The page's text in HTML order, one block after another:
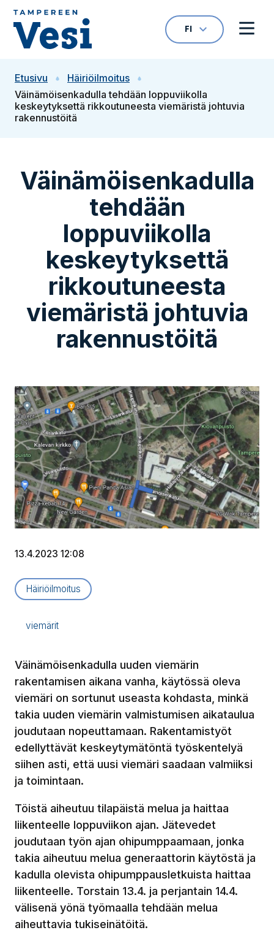
Siirry sisältöön
VALITTU KIELI:
FI
Avaa
Etusivu
Häiriöilmoitus
Väinämöisenkadulla tehdään loppuviikolla
keskeytyksettä rikkoutuneesta viemäristä johtuvia
rakennustöitä
Väinämöisenkadulla
tehdään
loppuviikolla
keskeytyksettä
rikkoutuneesta
viemäristä johtuvia
rakennustöitä
13.4.2023 12:08
Artikkelityyppi:
Häiriöilmoitus
viemärit
Väinämöisenkadulla uuden viemärin
rakentamisen aikana vanha, käytössä oleva
viemäri on sortunut useasta kohdasta, minkä
takia uuden viemärin valmistumisen aikataulua
joudutaan nopeuttamaan. Rakentamistyöt
edellyttävät keskeytymätöntä työskentelyä
siihen asti, että uusi viemäri saadaan valmiiksi
ja toimintaan.
Töistä aiheutuu tilapäistä melua ja haittaa
liikenteelle loppuviikon ajan. Jätevedet
joudutaan työn ajan ohipumppaamaan, jonka
takia aiheutuu melua generaattorin käytöstä ja
kadulla olevista ohipumppausletkuista haittaa
liikenteelle. Torstain 13.4. ja perjantain 14.4.
välisenä yönä työmaalla tehdään melua
aiheuttavia tukiseinätöitä.